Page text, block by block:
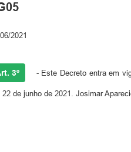
2021
3º - Este Decreto entra em
22 de junho de 2021. Josimar